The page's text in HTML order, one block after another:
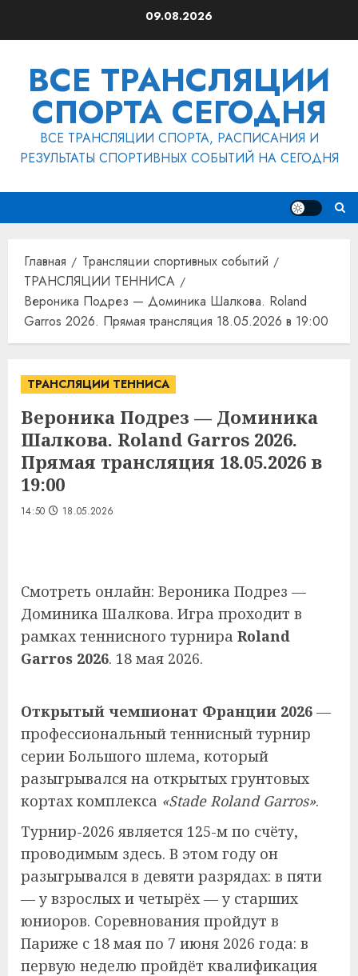
09.08.2026
ВСЕ ТРАНСЛЯЦИИ
СПОРТА СЕГОДНЯ
ВСЕ ТРАНСЛЯЦИИ СПОРТА, РАСПИСАНИЯ И
РЕЗУЛЬТАТЫ СПОРТИВНЫХ СОБЫТИЙ НА СЕГОДНЯ
Главная
Трансляции спортивных событий
ТРАНСЛЯЦИИ ТЕННИСА
Вероника Подрез — Доминика Шалкова. Roland
Garros 2026. Прямая трансляция 18.05.2026 в 19:00
ТРАНСЛЯЦИИ ТЕННИСА
Вероника Подрез — Доминика
Шалкова. Roland Garros 2026.
Прямая трансляция 18.05.2026 в
19:00
14:50 18.05.2026
Смотреть онлайн: Вероника Подрез —
Доминика Шалкова. Игра проходит в
рамках теннисного турнира Roland
Garros 2026. 18 мая 2026.
Открытый чемпионат Франции 2026 —
профессиональный теннисный турнир
серии Большого шлема, который
разыгрывался на открытых грунтовых
кортах комплекса «Stade Roland Garros».
Турнир-2026 является 125-м по счёту,
проводимым здесь. В этом году он
разыгрывался в девяти разрядах: в пяти
— у взрослых и четырёх — у старших
юниоров. Соревнования пройдут в
Париже с 18 мая по 7 июня 2026 года: в
первую неделю пройдёт квалификация